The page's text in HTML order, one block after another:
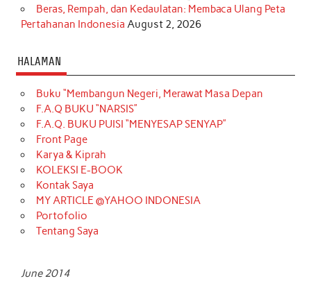
Beras, Rempah, dan Kedaulatan: Membaca Ulang Peta
Pertahanan Indonesia August 2, 2026
HALAMAN
Buku “Membangun Negeri, Merawat Masa Depan
F.A.Q BUKU “NARSIS”
F.A.Q. BUKU PUISI “MENYESAP SENYAP”
Front Page
Karya & Kiprah
KOLEKSI E-BOOK
Kontak Saya
MY ARTICLE @YAHOO INDONESIA
Portofolio
Tentang Saya
June 2014